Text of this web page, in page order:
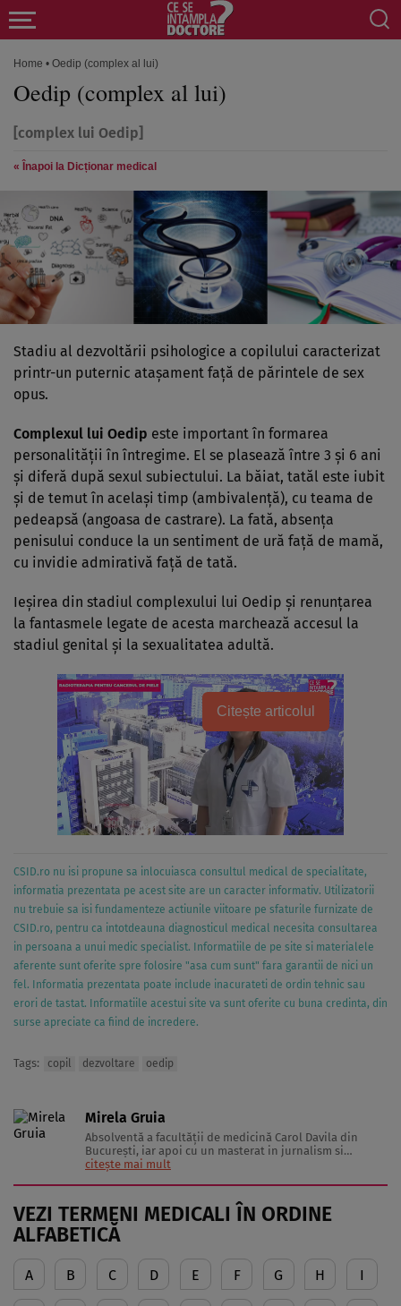
Home • Oedip (complex al lui)
Oedip (complex al lui)
[complex lui Oedip]
« Înapoi la Dicționar medical
Stadiu al dezvoltării psihologice a copilului caracterizat
printr-un puternic ataşament faţă de părintele de sex
opus.
Complexul lui Oedip este important în for­marea
personalităţii în întregime. El se plasează între 3 şi 6 ani
şi diferă după sexul subiectului. La băiat, tatăl este iubit
şi de temut în acelaşi timp (ambivalenţă), cu teama de
pedeapsă (angoasa de castrare). La fată, absenţa
penisului conduce la un sentiment de ură faţă de mamă,
cu invidie admirativă faţă de tată.
Ieşirea din stadiul complexului lui Oedip şi renunţarea
la fantasmele legate de acesta marchează accesul la
stadiul genital şi la sexualitatea adultă.
Citește articolul
CSID.ro nu isi propune sa inlocuiasca consultul medical de specialitate,
informatia prezentata pe acest site are un caracter informativ. Utilizatorii
nu trebuie sa isi fundamenteze actiunile viitoare pe sfaturile furnizate de
CSID.ro, pentru ca intotdeauna diagnosticul medical necesita consultarea
in persoana a unui medic specialist. Informatiile de pe site si materialele
aferente sunt oferite spre folosire "asa cum sunt" fara garantii de nici un
fel. Informatia prezentata poate include inacurateti de ordin tehnic sau
erori de tastat. Informatiile acestui site va sunt oferite cu buna credinta, din
surse apreciate ca fiind de incredere.
Tags: copil dezvoltare oedip
Mirela Gruia
Absolventă a facultăţii de medicină Carol Davila din
Bucureşti, iar apoi cu un masterat in jurnalism si
comunicare a lucrat în marketing şi PR şi are peste 10 ani
citește mai mult
VEZI TERMENI MEDICALI ÎN ORDINE
ALFABETICĂ
A B C D E F G H I